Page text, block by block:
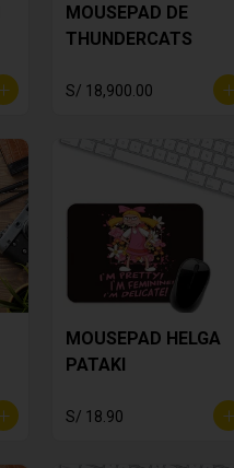
MOUSEPAD DE
THUNDERCATS
S/ 18,900.00
MOUSEPAD HELGA
PATAKI
S/ 18.90